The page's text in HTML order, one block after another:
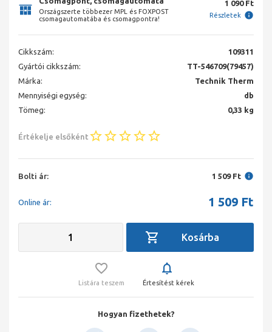
Országszerte többezer MPL és FOXPOST
csomagautomatába és csomagpontra!
1 090 Ft
Részletek
Cikkszám:
109311
Gyártói cikkszám:
TT-546709(79457)
Márka:
Technik Therm
Mennyiségi egység:
db
Tömeg:
0,33 kg
Értékelje elsőként
Bolti ár: 1 509 Ft
Online ár: 1 509 Ft
Listára teszem Értesítést kérek
Hogyan fizethetek?